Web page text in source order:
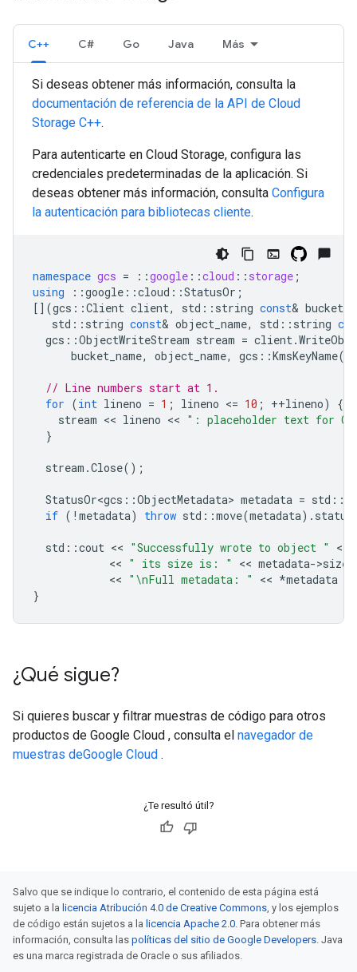
C++ C# Go Java Más
Si deseas obtener más información, consulta la
documentación de referencia de la API de Cloud
Storage C++.
Para autenticarte en Cloud Storage, configura las
credenciales predeterminadas de la aplicación. Si
deseas obtener más información, consulta Configura
la autenticación para bibliotecas cliente.
namespace gcs = ::google ::cloud :: storage ;
using
::google ::cloud ::StatusOr ;
[](gcs ::Client client, std :: string const&
std :: string const& object_name, std :: string
gcs ::ObjectWriteStream stream = client.
bucket_name, object_name, gcs ::KmsKeyName(
// Line numbers start at 1.
for (int lineno = 1 ; lineno <= 10 ; ++lineno)
{
stream << lineno << ": placeholder text for
}
stream .Close();
StatusOr<gcs ::ObjectMetadata> metadata = std ::
if ( ! metadata) throw std ::move(metadata). status
std ::cout << "Successfully wrote to object " <<
            <<
" its size is: " << metadata->size
            <<
" \nFull metadata: " << *metadata
}
¿Qué sigue?
Si quieres buscar y filtrar muestras de código para otros
productos de Google Cloud , consulta el navegador de
muestras deGoogle Cloud .
¿Te resultó útil?
Salvo que se indique lo contrario, el contenido de esta página está
sujeto a la licencia Atribución 4.0 de Creative Commons, y los ejemplos
de código están sujetos a la licencia Apache 2.0. Para obtener más
información, consulta las políticas del sitio de Google Developers. Java
es una marca registrada de Oracle o sus afiliados.